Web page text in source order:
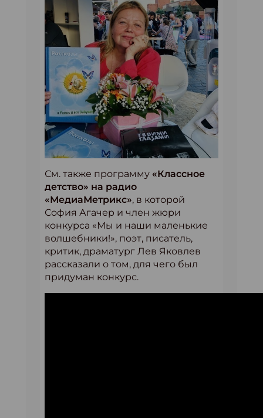
См. также программу «Классное
детство» на радио
«МедиаМетрикс», в которой
София Агачер и член жюри
конкурса «Мы и наши маленькие
волшебники!», поэт, писатель,
критик, драматург Лев Яковлев
рассказали о том, для чего был
придуман конкурс.